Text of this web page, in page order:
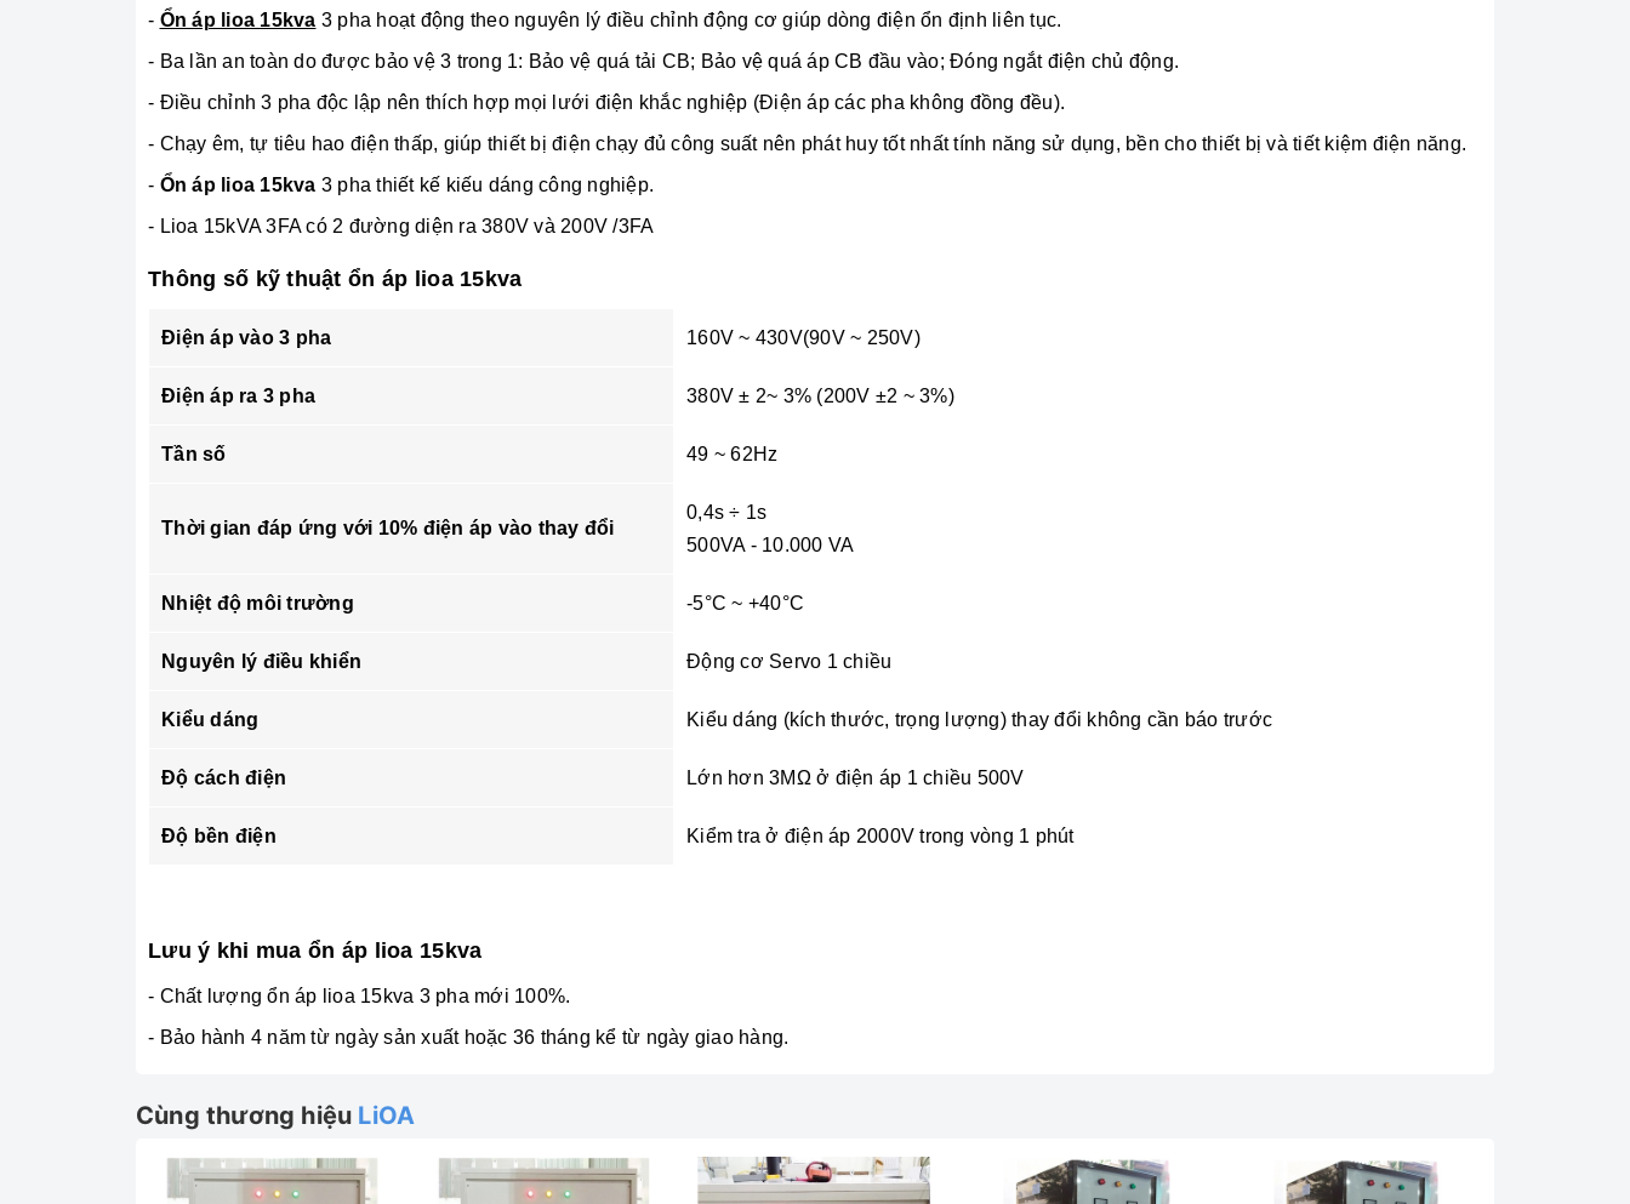
- Ổn áp lioa 15kva 3 pha hoạt động theo nguyên lý điều chỉnh động cơ giúp dòng điện ổn định liên tục.
- Ba lần an toàn do được bảo vệ 3 trong 1: Bảo vệ quá tải CB; Bảo vệ quá áp CB đầu vào; Đóng ngắt điện chủ động.
- Điều chỉnh 3 pha độc lập nên thích hợp mọi lưới điện khắc nghiệp (Điện áp các pha không đồng đều).
- Chạy êm, tự tiêu hao điện thấp, giúp thiết bị điện chạy đủ công suất nên phát huy tốt nhất tính năng sử dụng, bền cho thiết bị và tiết kiệm điện năng.
- Ổn áp lioa 15kva 3 pha thiết kế kiếu dáng công nghiệp.
- Lioa 15kVA 3FA có 2 đường diện ra 380V và 200V /3FA
Thông số kỹ thuật ổn áp lioa 15kva
Điện áp vào 3 pha 160V ~ 430V(90V ~ 250V)
Điện áp ra 3 pha 380V ± 2~ 3% (200V ±2 ~ 3%)
Tần số 49 ~ 62Hz
Thời gian đáp ứng với 10% điện áp vào thay đổi
0,4s ÷ 1s
500VA - 10.000 VA
Nhiệt độ môi trường -5°C ~ +40°C
Nguyên lý điều khiển Động cơ Servo 1 chiều
Kiểu dáng Kiểu dáng (kích thước, trọng lượng) thay đổi không cần báo trước
Độ cách điện Lớn hơn 3MΩ ở điện áp 1 chiều 500V
Độ bền điện Kiểm tra ở điện áp 2000V trong vòng 1 phút
Lưu ý khi mua ổn áp lioa 15kva
- Chất lượng ổn áp lioa 15kva 3 pha mới 100%.
- Bảo hành 4 năm từ ngày sản xuất hoặc 36 tháng kể từ ngày giao hàng.
Cùng thương hiệu LiOA